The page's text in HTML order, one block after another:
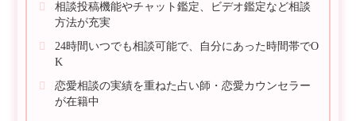
相談投稿機能やチャット鑑定、ビデオ鑑定など相談
方法が充実
24時間いつでも相談可能で、自分にあった時間帯でO
K
恋愛相談の実績を重ねた占い師・恋愛カウンセラー
が在籍中